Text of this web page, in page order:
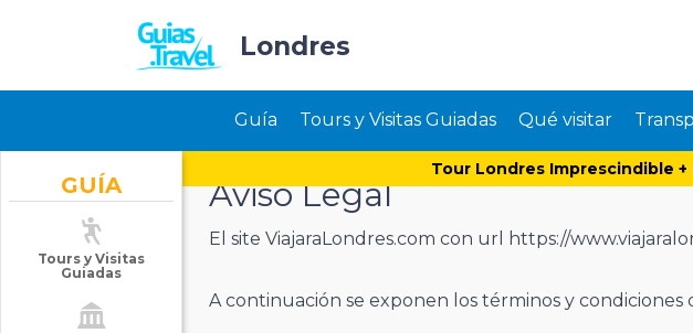
Tour Londres Imprescindible +
Londres
Guía Tours y Visitas Guiadas Qué visitar
GUÍA
Tours y Visitas
Guiadas
Aviso Legal
El site ViajaraLondres.com con url https://
A continuación se exponen los términos y condiciones